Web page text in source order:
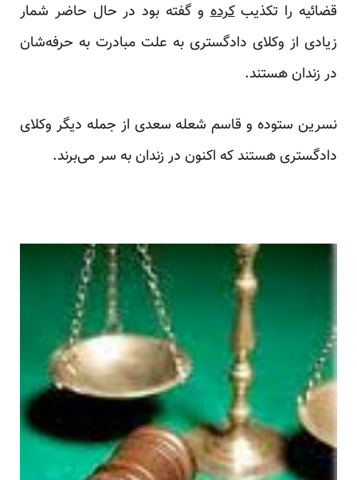
قضائیه را تکذیبکردهو گفته بود در حال حاضر شمار
زیادی از وکلای دادگستری به علت مبادرت به حرفه‌شان
در زندان هستند.
نسرین ستوده و قاسم شعله سعدی از جمله دیگر وکلای
دادگستری هستند که اکنون در زندان به سر می‌برند.